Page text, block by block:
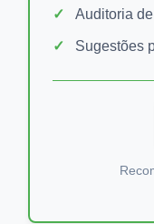
Auditoria
Sugestões